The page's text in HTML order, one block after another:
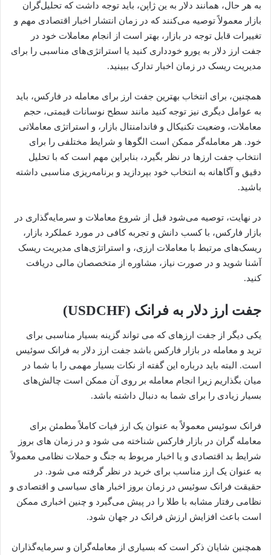
به هر حال، همانند دلار به ین ژاپن، باید توجه داشت که تحلیل‌گران
بازار معمولاً توصیه می‌کنند که در زمان انتشار اخبار اقتصادی مهم و
تغییرات قابل توجه در بازار، بهتر است از انجام معاملات خود در
جفت ارز دلار به یورو خودداری کنید یا استراتژی‌های مناسبی را برای
مدیریت ریسک در زمان اخبار تدارک ببینید.
همچنین، برای انتخاب بهترین جفت ارز برای معامله در فارکس، باید
به عوامل دیگری نیز توجه کنید مانند سطح نوسانات قیمتی، حجم
معاملات، وضعیت تکنیکال و فاندامنتال بازار، و استراتژی معاملاتی
خود. هر معامله‌گر ممکن است الگوها و شرایط مختلفی را برای
انتخاب جفت ارزها در نظر بگیرد، بنابراین مهم است که با تحلیل
دقیق و آگاهانه به انتخاب خود بپردازید و برنامه‌ریزی مناسبی داشته
باشید.
در نهایت، توصیه می‌شود قبل از شروع معاملات و سرمایه‌گذاری در
بازار فارکس، با کسب دانش و تجربه کافی در مورد عملکرد بازار،
ریسک‌های مرتبط با معاملات ارزی، و استراتژی‌های مدیریت ریسک
آشنا شوید و در صورت نیاز، مشاوره از متخصصان مالی دریافت
کنید.
جفت ارز دلار به فرانک (USDCHF)
یکی دیگر از جفت ارزهای که می تواند گزینه بسیار مناسبی برای
ترید و معامله در بازار فارکس باشد جفت ارز دلار به فرانک سوئیس
است. البته باید درباره این گفته از نکات بسیار مهمی را با شما در
میان بگذاریم زیرا انجام معامله بر روی آن ممکن است چالش‌های
بسیار زیادی را برای شما به دنبال داشته باشد.
فرانک سوئیس معمولاً به عنوان یک ارز فیات کاملاً مطمئن برای
معامله گران در بازار فارکس شناخته می شود و در زمان های بروز
شرایط بد اقتصادی و یا اخبار مربوط به جنگ و حملات نظامی معمولاً
به عنوان یک ارز مناسب برای خرید در نظر گرفته می شود. در
حقیقت فرانک سوئیس در زمان بروز اخبار های سیاسی و اقتصادی و
نظامی رفتار مشابه با طلا را در پیش می‌گیرد و چنین اخباری ممکن
است باعث افزایش ارزش فرانک در جهان شود.
همچنین شایان ذکر است که بسیاری از معامله‌گران و سرمایه‌گذاران